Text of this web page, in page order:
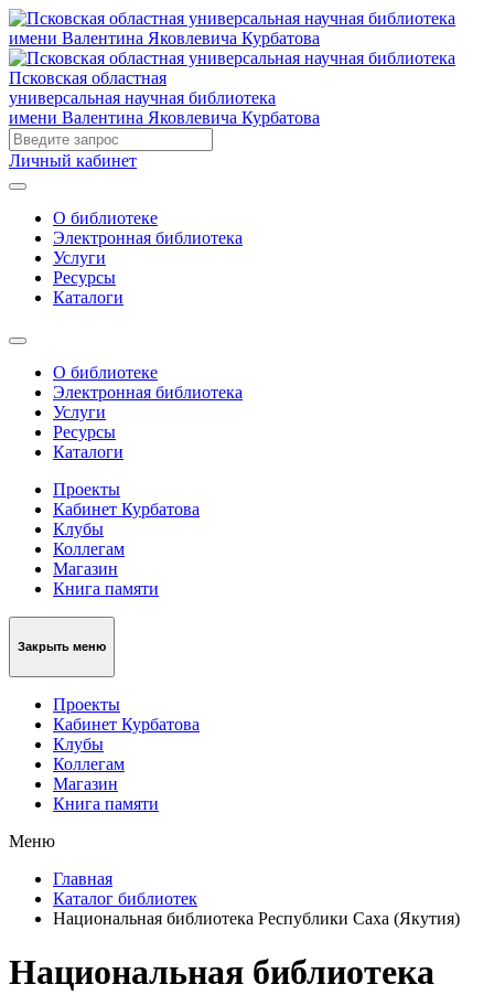
Псковская областная
универсальная научная библиотека
имени Валентина Яковлевича Курбатова
Личный кабинет
О библиотеке
Электронная библиотека
Услуги
Ресурсы
Каталоги
О библиотеке
Электронная библиотека
Услуги
Ресурсы
Каталоги
Проекты
Кабинет Курбатова
Клубы
Коллегам
Магазин
Книга памяти
Закрыть меню
Проекты
Кабинет Курбатова
Клубы
Коллегам
Магазин
Книга памяти
Меню
Главная
Каталог библиотек
Национальная библиотека Республики Саха (Якутия)
Национальная библиотека